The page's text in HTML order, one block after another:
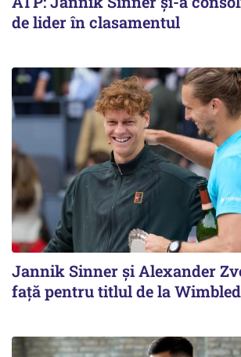
de lider în clasamentul
Jannik Sinner și Alexander
față pentru titlul de la